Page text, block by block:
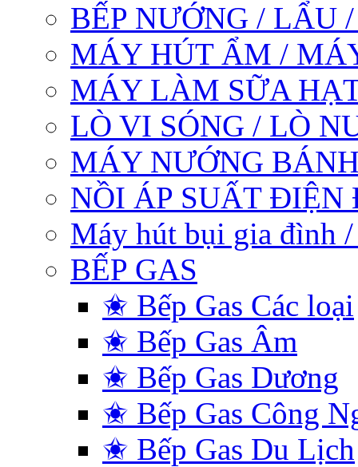
BẾP NƯỚNG / LẨU
MÁY HÚT ẨM /
MÁY LÀM SỮA
LÒ VI SÓNG / LÒ
MÁY NƯỚNG
NỒI ÁP SUẤT ĐIỆN
Máy hút bụi gia đình
BẾP GAS
✬ Bếp Gas Các loại
✬ Bếp Gas Âm
✬ Bếp Gas Dương
✬ Bếp Gas Công
✬ Bếp Gas Du Lịch